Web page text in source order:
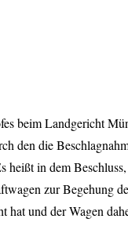
beim Landgericht
den die
in dem
zur Begehung
hat und der Wagen